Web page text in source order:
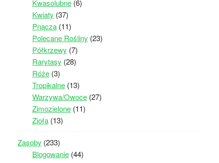
Kwasolubne(6)
Kwiaty (37)
Pnącza(11)
Polecane Rośliny (23)
Półkrzewy (7)
Rarytasy (28)
Róże(3)
Tropikalne(13)
Warzywa/Owoce(27)
Zimozielone(11)
Zioła(13)
Zasoby (233)
Blogowanie(44)